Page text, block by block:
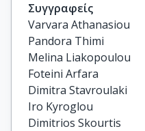
Συγγραφείς
Varvara Athanasiou
Pandora Thimi
Melina Liakopoulou
Foteini Arfara
Dimitra Stavroulaki
Iro Kyroglou
Dimitrios Skourtis